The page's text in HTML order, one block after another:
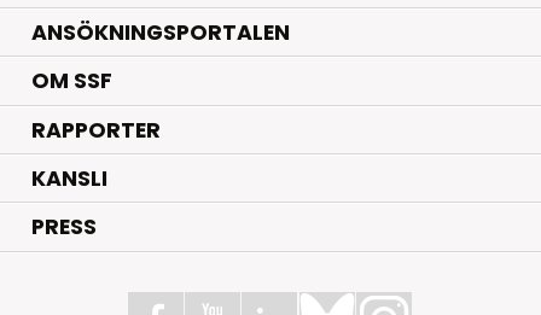
ANSÖKNINGSPORTALEN
OM SSF
RAPPORTER
KANSLI
PRESS